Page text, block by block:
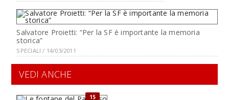
Salvatore Proietti: “Per la SF è importante la memoria
storica”
SPECIALI / 14/03/2011
VEDI ANCHE
15